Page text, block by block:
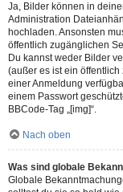
Ja, Bilder können in
Administration
hochladen. Ansonsten
öffentlich zugänglichen
Du kannst weder Bilder
(außer es ist ein
einer Anmeldung
einem Passwort
BBCode-Tag „[img]“.
Nach oben
Was sind globale
Globale